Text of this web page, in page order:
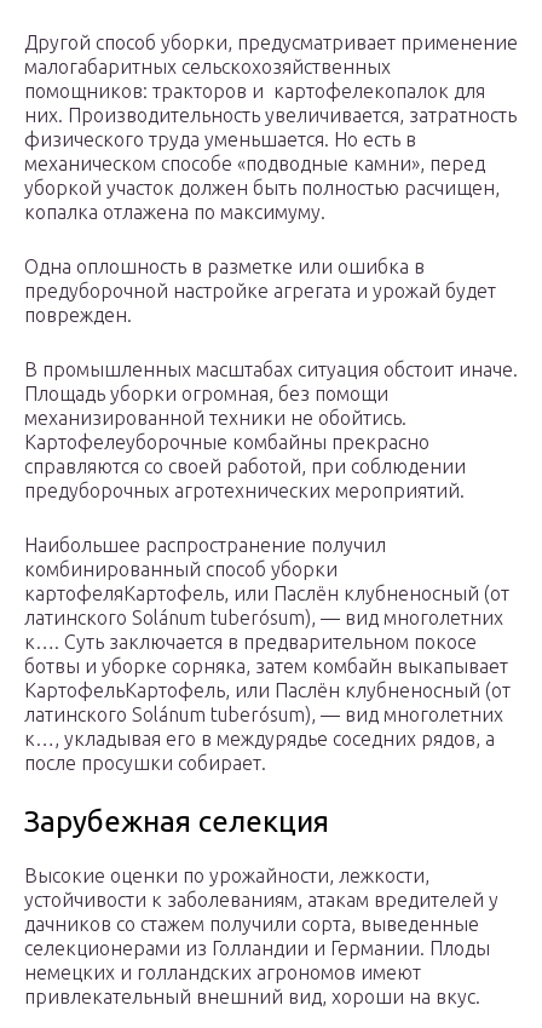
Другой способ уборки, предусматривает применение
малогабаритных сельскохозяйственных
помощников: тракторов и картофелекопалок для
них. Производительность увеличивается, затратность
физического труда уменьшается. Но есть в
механическом способе «подводные камни», перед
уборкой участок должен быть полностью расчищен,
копалка отлажена по максимуму.
Одна оплошность в разметке или ошибка в
предуборочной настройке агрегата и урожай будет
поврежден.
В промышленных масштабах ситуация обстоит иначе.
Площадь уборки огромная, без помощи
механизированной техники не обойтись.
Картофелеуборочные комбайны прекрасно
справляются со своей работой, при соблюдении
предуборочных агротехнических мероприятий.
Наибольшее распространение получил
комбинированный способ уборки
картофеляКартофель, или Паслён клубненосный (от
латинского Solánum tuberósum), — вид многолетних
к…. Суть заключается в предварительном покосе
ботвы и уборке сорняка, затем комбайн выкапывает
КартофельКартофель, или Паслён клубненосный (от
латинского Solánum tuberósum), — вид многолетних
к…, укладывая его в междурядье соседних рядов, а
после просушки собирает.
Зарубежная селекция
Высокие оценки по урожайности, лежкости,
устойчивости к заболеваниям, атакам вредителей у
дачников со стажем получили сорта, выведенные
селекционерами из Голландии и Германии. Плоды
немецких и голландских агрономов имеют
привлекательный внешний вид, хороши на вкус.